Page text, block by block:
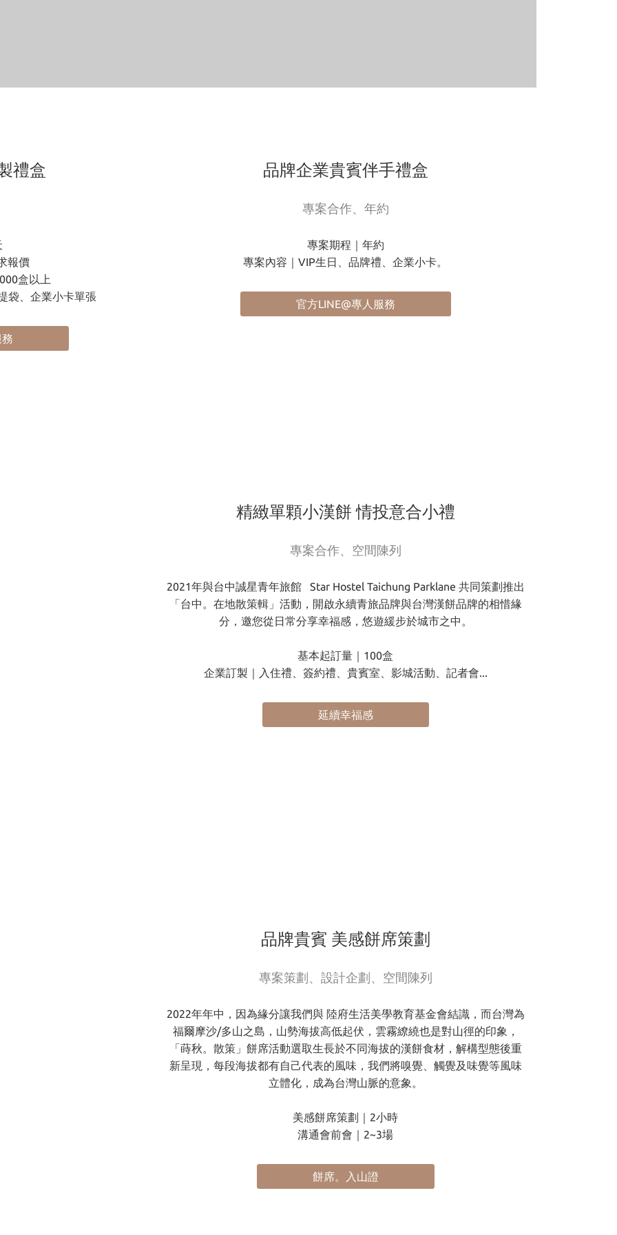
禮盒
報價
盒以上
袋、企業小卡單張
品牌企業貴賓伴手禮盒
專案合作、年約
專案期程｜年約
專案內容｜VIP生日、品牌禮、企業小卡。
官方LINE@專人服務
精緻單顆小漢餅 情投意合小禮
專案合作、空間陳列
2021年與台中誠星青年旅館 Star Hostel Taichung Parklane 共同策劃推出
「台中。在地散策輯」活動，開啟永續青旅品牌與台灣漢餅品牌的相惜緣
分，邀您從日常分享幸福感，悠遊緩步於城市之中。
基本起訂量｜100盒
企業訂製｜入住禮、簽約禮、貴賓室、影城活動、記者會...
延續幸福感
品牌貴賓 美感餅席策劃
專案策劃、設計企劃、空間陳列
2022年年中，因為緣分讓我們與 陸府生活美學教育基金會結識，而台灣為
福爾摩沙/多山之島，山勢海拔高低起伏，雲霧繚繞也是對山徑的印象，
「蒔秋。散策」餅席活動選取生長於不同海拔的漢餅食材，解構型態後重
新呈現，每段海拔都有自己代表的風味，我們將嗅覺、觸覺及味覺等風味
立體化，成為台灣山脈的意象。
美感餅席策劃｜2小時
溝通會前會｜2~3場
餅席。入山證